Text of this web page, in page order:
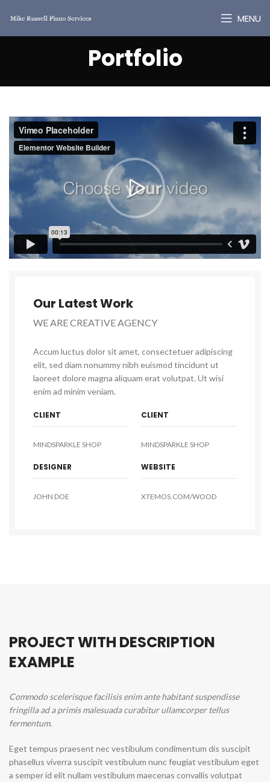
MENU
Portfolio
Our Latest Work
WE ARE CREATIVE AGENCY
Accum luctus dolor sit amet, consectetuer adipiscing
elit, sed diam nonummy nibh euismod tincidunt ut
laoreet dolore magna aliquam erat volutpat. Ut wisi
enim ad minim veniam.
CLIENT
MINDSPARKLE SHOP
CLIENT
MINDSPARKLE SHOP
DESIGNER
JOHN DOE
WEBSITE
XTEMOS.COM/WOOD
PROJECT WITH DESCRIPTION
EXAMPLE
Commodo scelerisque facilisis enim ante habitant suspendisse
fringilla ad a primis malesuada curabitur ullamcorper tellus
fermentum.
Eget tempus praesent nec vestibulum condimentum dis suscipit
phasellus viverra suscipit vestibulum nunc feugiat vestibulum eget
a semper id elit nullam vestibulum maecenas convallis volutpat